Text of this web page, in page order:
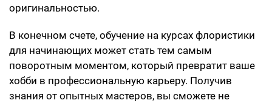
оригинальностью.
В конечном счете, обучение на курсах флористики
для начинающих может стать тем самым
поворотным моментом, который превратит ваше
хобби в профессиональную карьеру. Получив
знания от опытных мастеров, вы сможете не